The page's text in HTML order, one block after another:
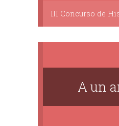
III Concurso de
A un